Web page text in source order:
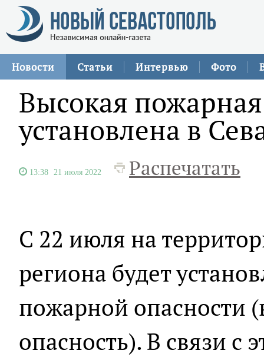
Новости Статьи Интервью Фото
Высокая
установлена в
13:38 21 июля 2022 Распечатать
С 22 июля на
региона будет
пожарной опасности
опасность). В связи с